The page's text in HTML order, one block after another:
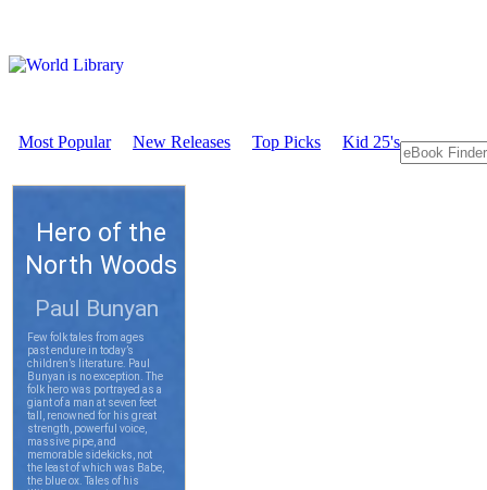
Most Popular New Releases Top Picks Kid 25's